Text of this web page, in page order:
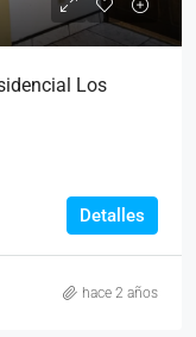
Los
Detalles
hace 2 años